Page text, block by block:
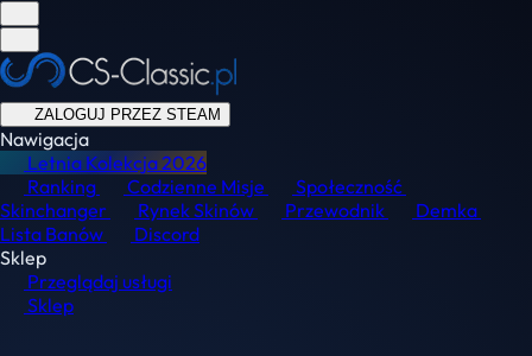
ZALOGUJ PRZEZ STEAM
Nawigacja
Letnia Kolekcja2026
Ranking
Codzienne Misje
Społeczność
Skinchanger
Rynek Skinów Przewodnik
Demka
Lista Banów
Discord
Sklep
Przeglądaj usługi
Sklep